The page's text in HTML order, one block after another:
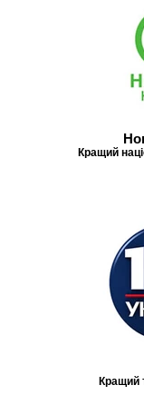
Кращий
Кращий